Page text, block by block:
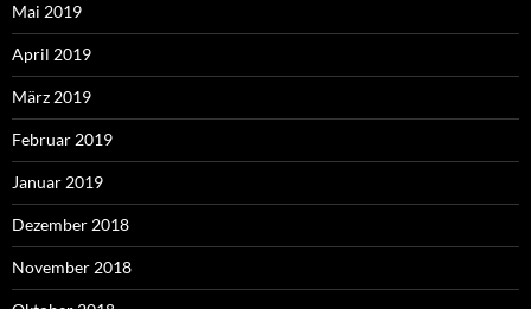
Mai 2019
April 2019
März 2019
Februar 2019
Januar 2019
Dezember 2018
November 2018